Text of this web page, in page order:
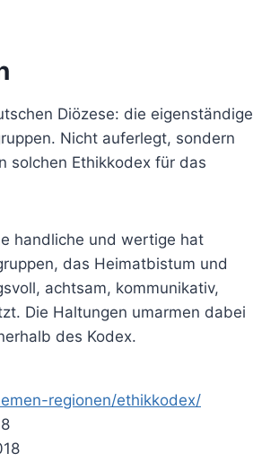
Diözese: die eigenständige
Nicht auferlegt, sondern
solchen Ethikkodex für das
handliche und wertige hat
das Heimatbistum und
achtsam, kommunikativ,
Die Haltungen umarmen dabei
des Kodex.
regionen/ethikkodex/